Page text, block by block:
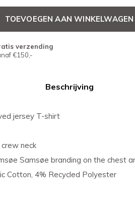
TOEVOEGEN AAN WINKELWAGEN
verzending
€150,-
Beschrijving
jersey T-shirt
neck
Samsøe branding on the chest
Cotton, 4% Recycled Polyester